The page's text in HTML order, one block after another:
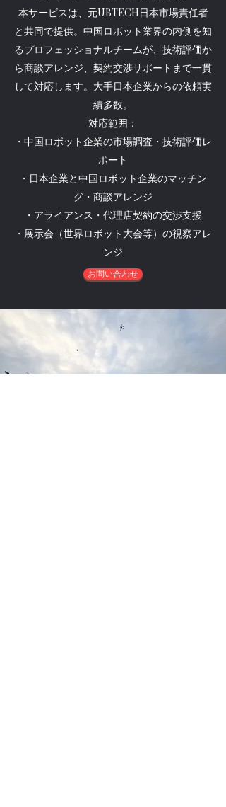
本サービスは、元UBTECH日本市場責任者
と共同で提供。中国ロボット業界の内側を知
るプロフェッショナルチームが、技術評価か
ら商談アレンジ、契約交渉サポートまで一貫
して対応します。大手日本企業からの依頼実
績多数。
対応範囲：
・中国ロボット企業の市場調査・技術評価レ
ポート
・日本企業と中国ロボット企業のマッチン
グ・商談アレンジ
・アライアンス・代理店契約の交渉支援
・展示会（世界ロボット大会等）の視察アレ
ンジ
お問い合わせ